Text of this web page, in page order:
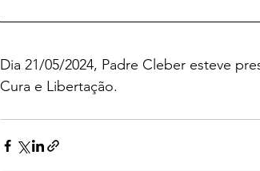
Dia 21/05/2024, Padre Cleber esteve
Cura e Libertação.